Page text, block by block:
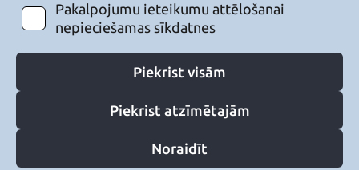
Pakalpojumu ieteikumu attēlošanai
nepieciešamas sīkdatnes
Piekrist visām
Piekrist atzīmētajām
Noraidīt